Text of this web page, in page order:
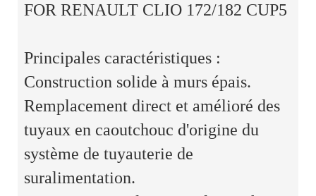
FOR RENAULT CLIO 172/182 CUP5
Principales caractéristiques :
Construction solide à murs épais.
Remplacement direct et amélioré des
tuyaux en caoutchouc d'origine du
système de tuyauterie de
suralimentation.